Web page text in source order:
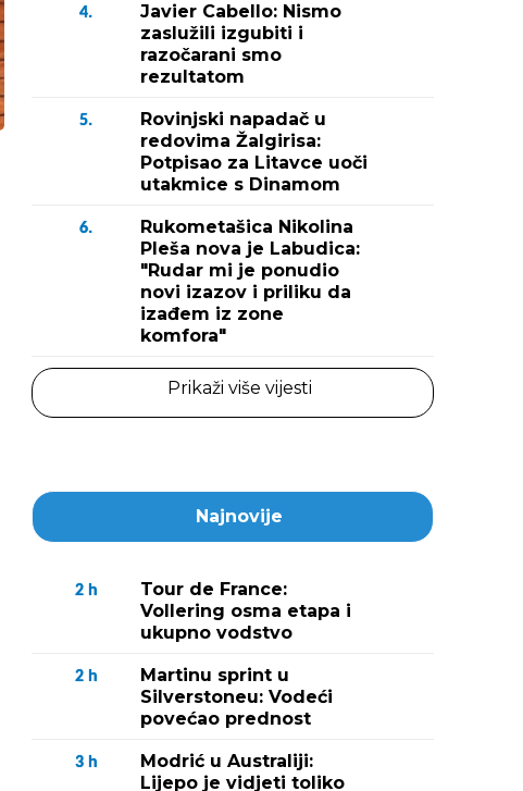
4.
Javier Cabello: Nismo
zaslužili izgubiti i
razočarani smo
rezultatom
5.
Rovinjski napadač u
redovima Žalgirisa:
Potpisao za Litavce uoči
utakmice s Dinamom
6.
Rukometašica Nikolina
Pleša nova je Labudica:
"Rudar mi je ponudio
novi izazov i priliku da
izađem iz zone
komfora"
Prikaži više vijesti
Najnovije
2 h
Tour de France:
Vollering osma etapa i
ukupno vodstvo
2 h
Martinu sprint u
Silverstoneu: Vodeći
povećao prednost
3 h
Modrić u Australiji:
Lijepo je vidjeti toliko